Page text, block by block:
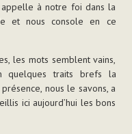
à notre foi dans la
et nous console en ce
les mots semblent vains,
quelques traits brefs la
nous le savons, a
ici aujourd’hui les bons